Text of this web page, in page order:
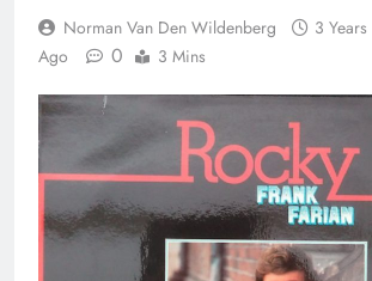
Norman Van Den Wildenberg
3 Years
Ago
0 3 Mins